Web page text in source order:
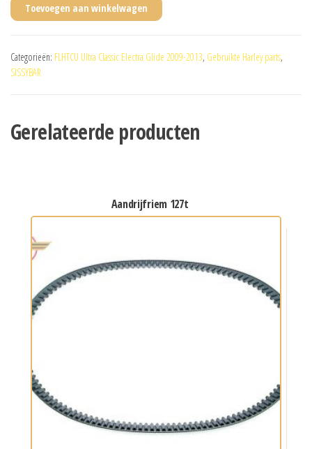
Toevoegen aan winkelwagen
Categorieën: FLHTCU Ultra Classic Electra Glide 2009-2013, Gebruikte Harley parts,
SISSYBAR
Gerelateerde producten
aandrijfriem 127t